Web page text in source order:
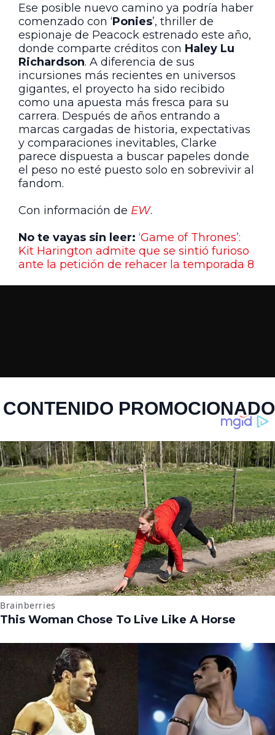
Ese posible nuevo camino ya podría haber
comenzado con ‘Ponies’, thriller de
espionaje de Peacock estrenado este año,
donde comparte créditos con Haley Lu
Richardson. A diferencia de sus
incursiones más recientes en universos
gigantes, el proyecto ha sido recibido
como una apuesta más fresca para su
carrera. Después de años entrando a
marcas cargadas de historia, expectativas
y comparaciones inevitables, Clarke
parece dispuesta a buscar papeles donde
el peso no esté puesto solo en sobrevivir al
fandom.
Con información de EW.
No te vayas sin leer: ‘Game of Thrones’:
Kit Harington admite que se sintió furioso
ante la petición de rehacer la temporada 8